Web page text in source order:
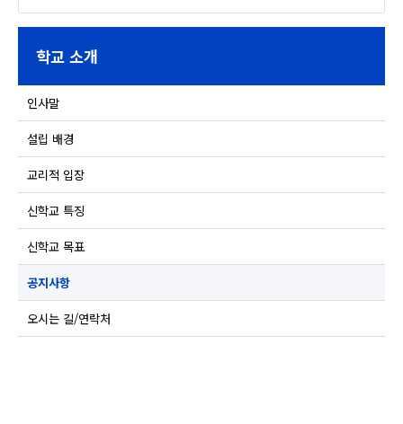
학교 소개
인사말
설립 배경
교리적 입장
신학교 특징
신학교 목표
공지사항
오시는 길/연락처